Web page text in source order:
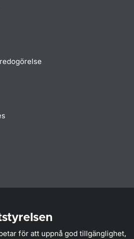
för att uppnå god tillgänglighet,